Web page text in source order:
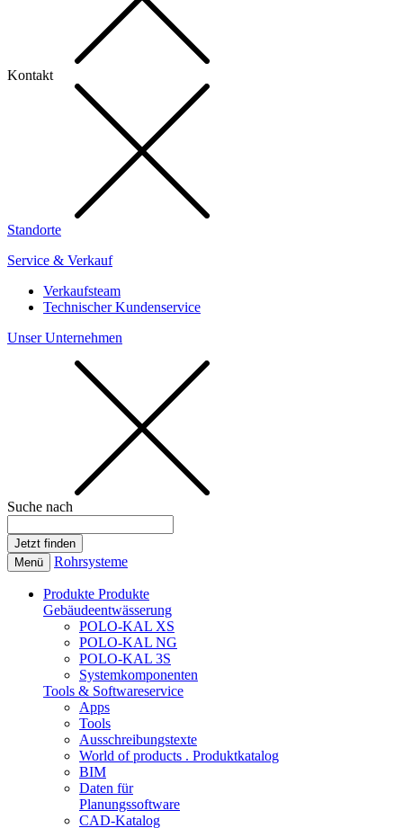
Kontakt
Standorte
Service & Verkauf
Verkaufsteam
Technischer Kundenservice
Unser Unternehmen
Suche nach
Menü Rohrsysteme
Produkte Produkte
Gebäudeentwässerung
POLO-KAL XS
POLO-KAL NG
POLO-KAL 3S
Systemkomponenten
Tools & Softwareservice
Apps
Tools
Ausschreibungstexte
World of products . Produktkatalog
BIM
Daten für
Planungssoftware
CAD-Katalog